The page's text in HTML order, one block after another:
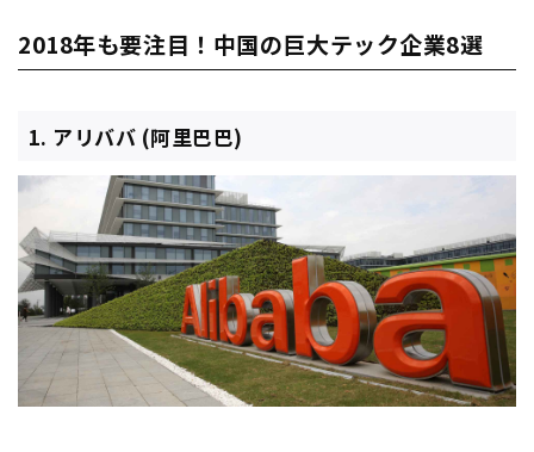
2018年も要注目！中国の巨大テック企業8選
1. アリババ (阿里巴巴)